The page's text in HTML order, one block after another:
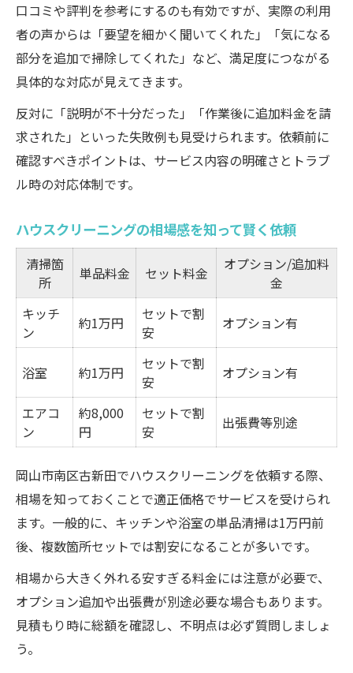
丁寧さで選ばれるハウスクリーニング比較
表
利用者目線で考えるハウスクリーニングの
魅力
ハウスクリーニングの丁寧な対応事例集
満足度を高めるための依頼時のポイント
スタッフ対応で感じた安心感とは
安心して任せられるサービス選択のコツを紹介
安心感で選ぶハウスクリーニングサービス
比較
トラブルを防ぐための事前チェックリスト
依頼前に確認したい保証内容まとめ
満足できるハウスクリーニング選びの決め
手
初めてでも安心のサービス利用体験談
口コミや評判を参考にするのも有効ですが、実際の利用
者の声からは「要望を細かく聞いてくれた」「気になる
部分を追加で掃除してくれた」など、満足度につながる
具体的な対応が見えてきます。
反対に「説明が不十分だった」「作業後に追加料金を請
求された」といった失敗例も見受けられます。依頼前に
確認すべきポイントは、サービス内容の明確さとトラブ
ル時の対応体制です。
ハウスクリーニングの相場感を知って賢く依頼
清掃箇
所
単品料金 セット料金
オプション/追加料
金
キッチ
ン
約1万円
セットで割
安
オプション有
浴室 約1万円
セットで割
安
オプション有
エアコ
ン
約8,000
円
セットで割
安
出張費等別途
岡山市南区古新田でハウスクリーニングを依頼する際、
相場を知っておくことで適正価格でサービスを受けられ
ます。一般的に、キッチンや浴室の単品清掃は1万円前
後、複数箇所セットでは割安になることが多いです。
相場から大きく外れる安すぎる料金には注意が必要で、
オプション追加や出張費が別途必要な場合もあります。
見積もり時に総額を確認し、不明点は必ず質問しましょ
う。